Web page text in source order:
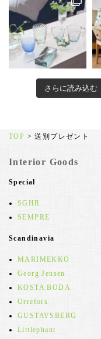
さらに読み込む
TOP >送別プレゼント
Interior Goods
Special
SGHR
SEMPRE
Scandinavia
MARIMEKKO
Georg Jensen
KOSTA BODA
Orrefors
GUSTAVSBERG
Littlephant